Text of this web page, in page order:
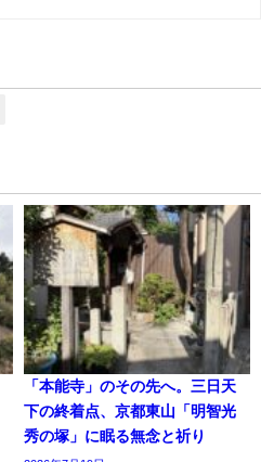
「本能寺」のその先へ。三日天
下の終着点、京都東山「明智光
秀の塚」に眠る無念と祈り